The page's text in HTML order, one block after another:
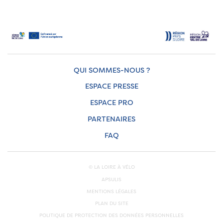
QUI SOMMES-NOUS ?
ESPACE PRESSE
ESPACE PRO
PARTENAIRES
FAQ
© LA LOIRE À VÉLO
APSULIS
MENTIONS LÉGALES
PLAN DU SITE
POLITIQUE DE PROTECTION DES DONNÉES PERSONNELLES